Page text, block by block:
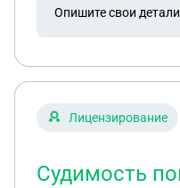
Опишите свои
Лицензирование
Судимость